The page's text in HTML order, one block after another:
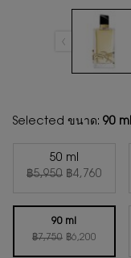
Selected ขนาด: 90 ml
Selected
50 ml
ราคาเก่า
฿5,950 ราคาใหม่
฿4,760
, 1 of 5
Selected
90 ml
ราคาเก่า
฿7,750 ราคาใหม่
฿6,200
, 4 of 5